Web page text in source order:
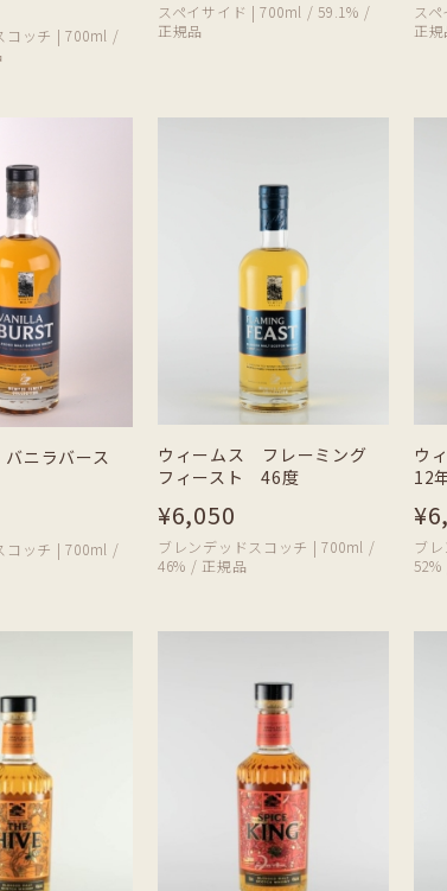
コッチ | 700ml /
スペイサイド | 700ml / 59.1% /
正規品
ス
正規
ニラバース
コッチ | 700ml /
ウィームス フレーミング
フィースト 46度
¥6,050
ブレンデッドスコッチ | 700ml /
46% / 正規品
ウ
12
ブ